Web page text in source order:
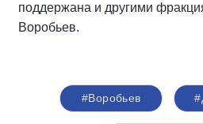
поддержана и другими
Воробьев.
#Воробьев